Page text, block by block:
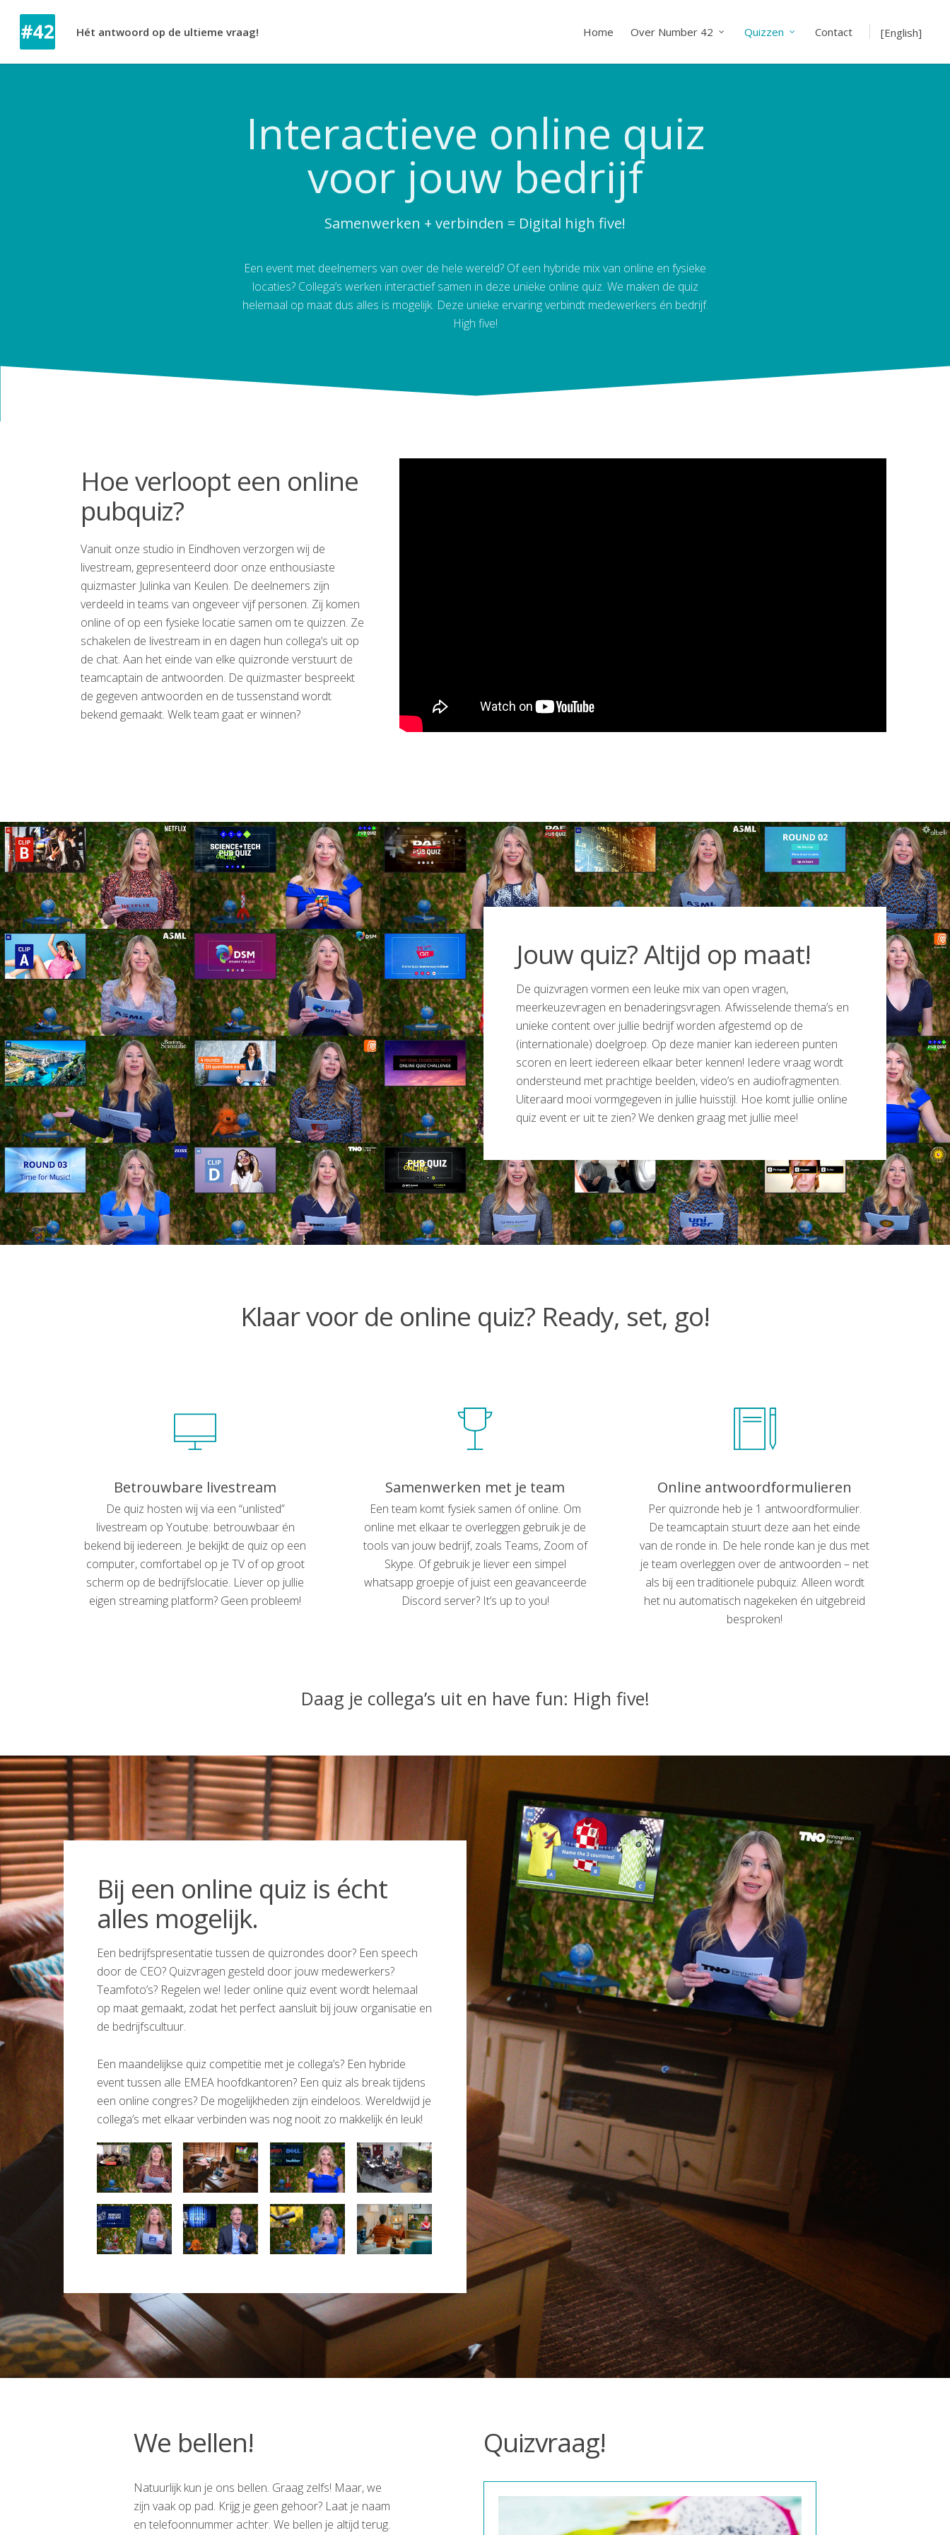
Hét antwoord op de ultieme vraag! Home Over Number 42 Quizzen Contact [English]
Interactieve online quiz
voor jouw bedrijf
Samenwerken + verbinden = Digital high five!
Een event met deelnemers van over de hele wereld? Of een hybride mix van online en fysieke
locaties? Collega’s werken interactief samen in deze unieke online quiz. We maken de quiz
helemaal op maat dus alles is mogelijk. Deze unieke ervaring verbindt medewerkers én bedrijf.
High five!
Hoe verloopt een online
pubquiz?
Vanuit onze studio in Eindhoven verzorgen wij de
livestream, gepresenteerd door onze enthousiaste
quizmaster Julinka van Keulen. De deelnemers zijn
verdeeld in teams van ongeveer vijf personen. Zij komen
online of op een fysieke locatie samen om te quizzen. Ze
schakelen de livestream in en dagen hun collega’s uit op
de chat. Aan het einde van elke quizronde verstuurt de
teamcaptain de antwoorden. De quizmaster bespreekt
de gegeven antwoorden en de tussenstand wordt
bekend gemaakt. Welk team gaat er winnen?
Jouw quiz? Altijd op maat!
De quizvragen vormen een leuke mix van open vragen,
meerkeuzevragen en benaderingsvragen. Afwisselende thema’s en
unieke content over jullie bedrijf worden afgestemd op de
(internationale) doelgroep. Op deze manier kan iedereen punten
scoren en leert iedereen elkaar beter kennen! Iedere vraag wordt
ondersteund met prachtige beelden, video’s en audiofragmenten.
Uiteraard mooi vormgegeven in jullie huisstijl. Hoe komt jullie online
quiz event er uit te zien? We denken graag met jullie mee!
Klaar voor de online quiz? Ready, set, go!
Betrouwbare livestream
De quiz hosten wij via een “unlisted”
livestream op Youtube: betrouwbaar én
bekend bij iedereen. Je bekijkt de quiz op een
computer, comfortabel op je TV of op groot
scherm op de bedrijfslocatie. Liever op jullie
eigen streaming platform? Geen probleem!
Samenwerken met je team
Een team komt fysiek samen óf online. Om
online met elkaar te overleggen gebruik je de
tools van jouw bedrijf, zoals Teams, Zoom of
Skype. Of gebruik je liever een simpel
whatsapp groepje of juist een geavanceerde
Discord server? It’s up to you!
Online antwoordformulieren
Per quizronde heb je 1 antwoordformulier.
De teamcaptain stuurt deze aan het einde
van de ronde in. De hele ronde kan je dus met
je team overleggen over de antwoorden – net
als bij een traditionele pubquiz. Alleen wordt
het nu automatisch nagekeken én uitgebreid
besproken!
Daag je collega’s uit en have fun: High five!
Bij een online quiz is écht
alles mogelijk.
Een bedrijfspresentatie tussen de quizrondes door? Een speech
door de CEO? Quizvragen gesteld door jouw medewerkers?
Teamfoto’s? Regelen we! Ieder online quiz event wordt helemaal
op maat gemaakt, zodat het perfect aansluit bij jouw organisatie en
de bedrijfscultuur.
Een maandelijkse quiz competitie met je collega’s? Een hybride
event tussen alle EMEA hoofdkantoren? Een quiz als break tijdens
een online congres? De mogelijkheden zijn eindeloos. Wereldwijd je
collega’s met elkaar verbinden was nog nooit zo makkelijk én leuk!
We bellen!
Natuurlijk kun je ons bellen. Graag zelfs! Maar, we
zijn vaak op pad. Krijg je geen gehoor? Laat je naam
en telefoonnummer achter. We bellen je altijd terug.
Quizvraag!